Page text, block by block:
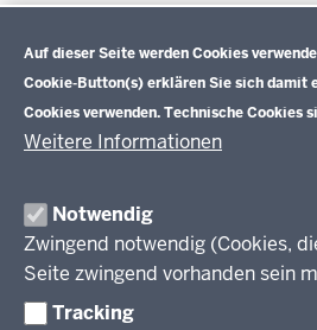
Auf dieser Seite werden Cookies
Cookie-Button(s) erklären Sie sich damit
Cookies verwenden. Technische Cookies
Weitere Informationen
Notwendig
Zwingend notwendig (Cookies,
Seite zwingend vorhanden sein
Tracking
Informationen
Im Überblick
Berufsbildung NRW
Das Berufskolleg in NRW